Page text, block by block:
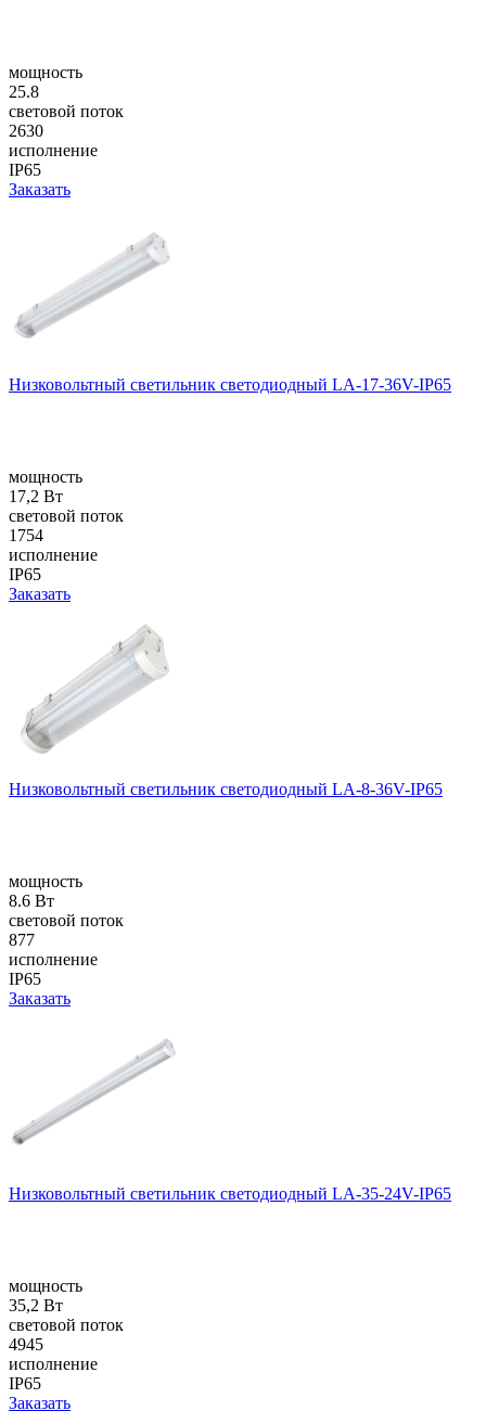
мощность
25.8
световой поток
2630
исполнение
IP65
Заказать
Низковольтный светильник светодиодный LA-17-36V-IP65
мощность
17,2 Вт
световой поток
1754
исполнение
IP65
Заказать
Низковольтный светильник светодиодный LA-8-36V-IP65
мощность
8.6 Вт
световой поток
877
исполнение
IP65
Заказать
Низковольтный светильник светодиодный LA-35-24V-IP65
мощность
35,2 Вт
световой поток
4945
исполнение
IP65
Заказать